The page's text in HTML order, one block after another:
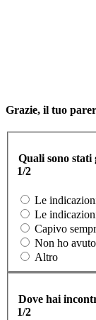
Grazie, il tuo
Quali sono stati
1/2
Le
Le
Capivo
Non ho
Altro
Dove hai
1/2